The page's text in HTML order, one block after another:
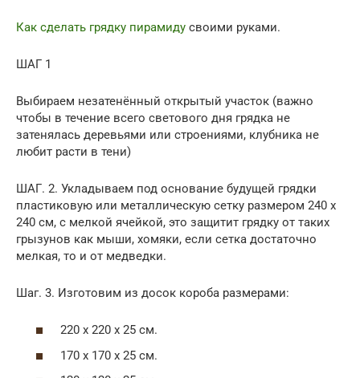
Как сделать грядку пирамиду своими руками.
ШАГ 1
Выбираем незатенённый открытый участок (важно
чтобы в течение всего светового дня грядка не
затенялась деревьями или строениями, клубника не
любит расти в тени)
ШАГ. 2. Укладываем под основание будущей грядки
пластиковую или металлическую сетку размером 240 х
240 см, с мелкой ячейкой, это защитит грядку от таких
грызунов как мыши, хомяки, если сетка достаточно
мелкая, то и от медведки.
Шаг. 3. Изготовим из досок короба размерами:
220 х 220 х 25 см.
170 х 170 х 25 см.